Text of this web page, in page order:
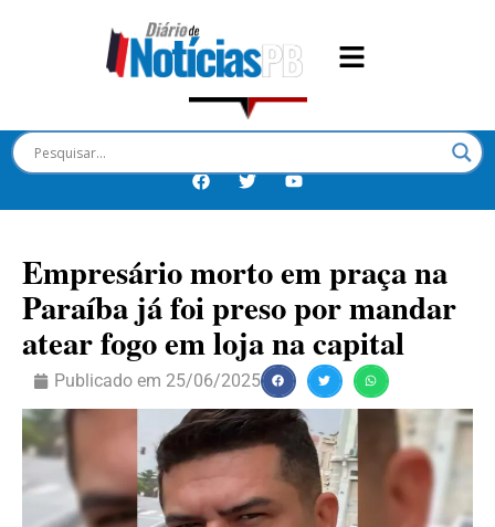
Empresário morto em praça na
Paraíba já foi preso por mandar
atear fogo em loja na capital
Publicado em 25/06/2025